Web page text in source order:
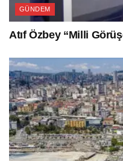
GÜNDEM
Atıf Özbey “Milli